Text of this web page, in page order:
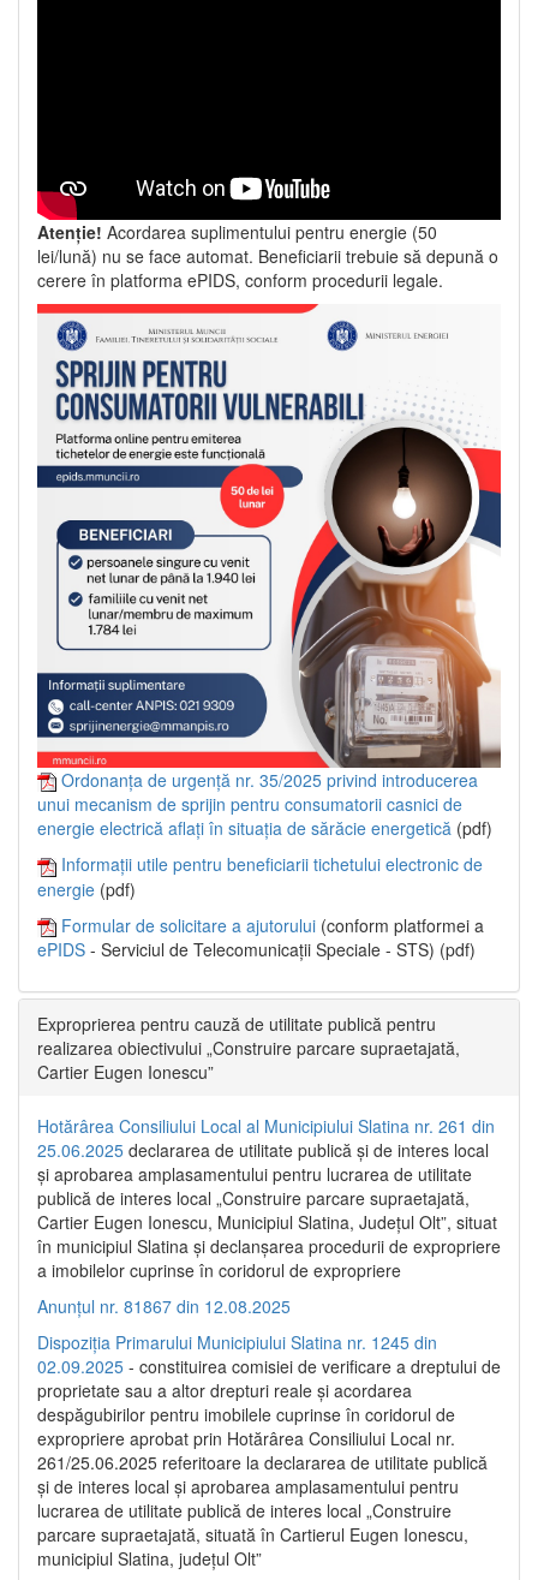
Atenție! Acordarea suplimentului pentru energie (50
lei/lună) nu se face automat. Beneficiarii trebuie să depună o
cerere în platforma ePIDS, conform procedurii legale.
Ordonanța de urgență nr. 35/2025 privind introducerea
unui mecanism de sprijin pentru consumatorii casnici de
energie electrică aflați în situația de sărăcie energetică (pdf)
Informații utile pentru beneficiarii tichetului electronic de
energie (pdf)
Formular de solicitare a ajutorului (conform platformei a
ePIDS - Serviciul de Telecomunicații Speciale - STS) (pdf)
Exproprierea pentru cauză de utilitate publică pentru
realizarea obiectivului „Construire parcare supraetajată,
Cartier Eugen Ionescu”
Hotărârea Consiliului Local al Municipiului Slatina nr. 261 din
25.06.2025 declararea de utilitate publică și de interes local
și aprobarea amplasamentului pentru lucrarea de utilitate
publică de interes local „Construire parcare supraetajată,
Cartier Eugen Ionescu, Municipiul Slatina, Județul Olt”, situat
în municipiul Slatina și declanșarea procedurii de expropriere
a imobilelor cuprinse în coridorul de expropriere
Anunțul nr. 81867 din 12.08.2025
Dispoziția Primarului Municipiului Slatina nr. 1245 din
02.09.2025 - constituirea comisiei de verificare a dreptului de
proprietate sau a altor drepturi reale și acordarea
despăgubirilor pentru imobilele cuprinse în coridorul de
expropriere aprobat prin Hotărârea Consiliului Local nr.
261/25.06.2025 referitoare la declararea de utilitate publică
și de interes local și aprobarea amplasamentului pentru
lucrarea de utilitate publică de interes local „Construire
parcare supraetajată, situată în Cartierul Eugen Ionescu,
municipiul Slatina, județul Olt”